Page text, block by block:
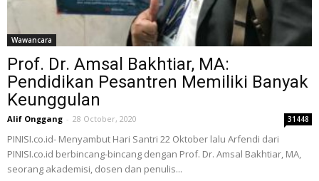
Wawancara
Prof. Dr. Amsal Bakhtiar, MA:
Pendidikan Pesantren Memiliki Banyak
Keunggulan
Alif Onggang - 28 October, 2020 31448
PINISI.co.id- Menyambut Hari Santri 22 Oktober lalu Arfendi dari
PINISI.co.id berbincang-bincang dengan Prof. Dr. Amsal Bakhtiar, MA,
seorang akademisi, dosen dan penulis...